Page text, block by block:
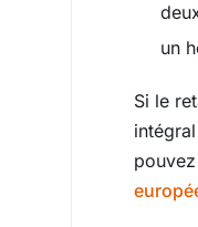
un
Si le